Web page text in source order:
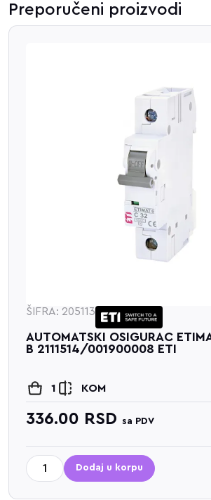
Preporučeni proizvodi
ŠIFRA: 205113
AUTOMATSKI OSIGURAC
B 2111514/001900008 ETI
1 KOM
336.00 RSD sa PDV
Dodaj u korpu